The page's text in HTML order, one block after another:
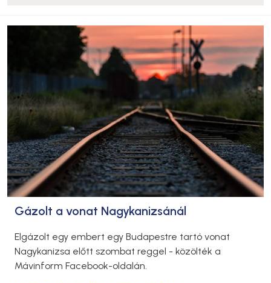
Gázolt a vonat Nagykanizsánál
Elgázolt egy embert egy Budapestre tartó vonat
Nagykanizsa előtt szombat reggel - közölték a
Mávinform Facebook-oldalán.